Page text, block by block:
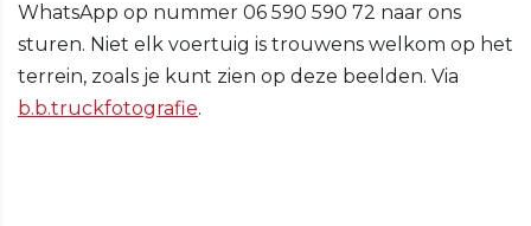
WhatsApp op nummer 06 590 590 72 naar ons
sturen. Niet elk voertuig is trouwens welkom op het
terrein, zoals je kunt zien op deze beelden. Via
b.b.truckfotografie.